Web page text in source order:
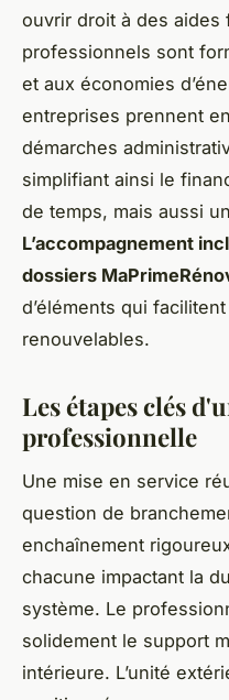
ouvrir droit à des aides
professionnels sont
et aux économies
entreprises prennent
démarches
simplifiant ainsi le
de temps, mais aussi
L’accompagnement
dossiers
d’éléments qui
renouvelables.
Les étapes clés
professionnelle
Une mise en service
question de
enchaînement
chacune impactant la
système. Le
solidement le support
intérieure. L’unité